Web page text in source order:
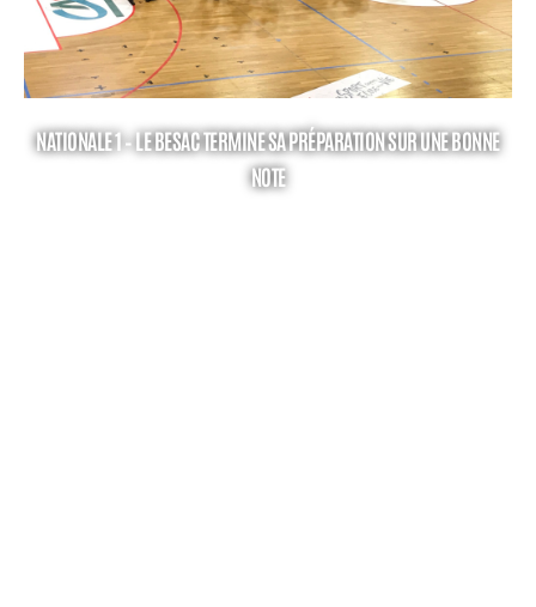
NATIONALE 1 – LE BESAC TERMINE SA PRÉPARATION SUR UNE BONNE
NOTE